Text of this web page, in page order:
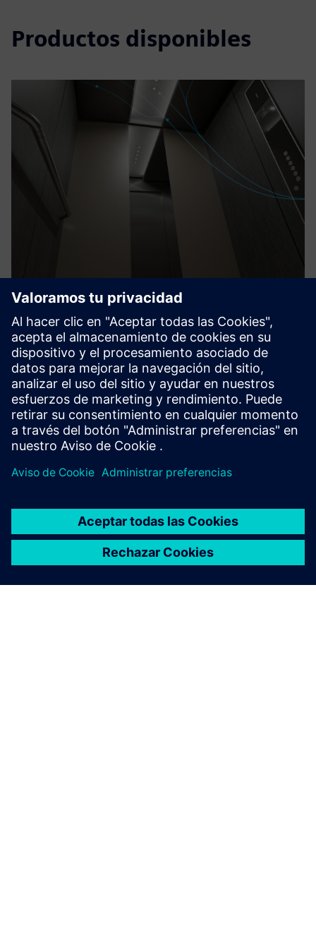
Productos disponibles
KONE operational API’s
La integración de KONE con Siemens Building X ofrece el
estado del elevador KONE disponible en tiempo real. Por
ejemplo, si un ascensor está fuera de servicio debido a una
falla u operaciones de mantenimiento regulares, la
integra...
Más información